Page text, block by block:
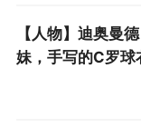
势，而且他在
【人物】迪奥曼
妹，手写的C罗球